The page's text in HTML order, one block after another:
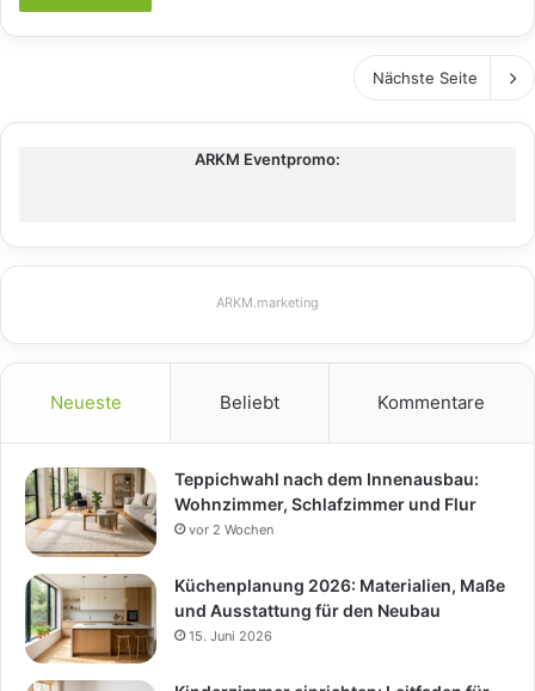
Nächste Seite
ARKM Eventpromo:
ARKM.marketing
Neueste Beliebt Kommentare
Teppichwahl nach dem Innenausbau:
Wohnzimmer, Schlafzimmer und Flur
vor 2 Wochen
Küchenplanung 2026: Materialien, Maße
und Ausstattung für den Neubau
15. Juni 2026